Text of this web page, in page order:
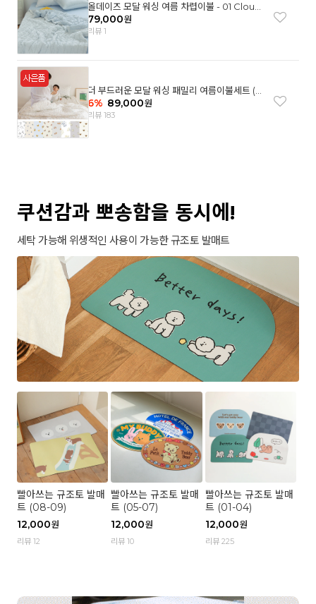
올데이즈 모달 워싱 여름 차렵이불 - 01 Cloud
garden(SS)
79,000원
리뷰 1
더 부드러운 모달 워싱 패밀리 여름이불세트 (8
컬러)
6% 89,000원
리뷰 183
쿠션감과 뽀송함을 동시에!
세탁 가능해 위생적인 사용이 가능한 규조토 발매트
빨아쓰는 규조토 발매
트 (08-09)
12,000원
리뷰 12
빨아쓰는 규조토 발매
트 (05-07)
12,000원
리뷰 10
빨아쓰는 규조토 발매
트 (01-04)
12,000원
리뷰 225